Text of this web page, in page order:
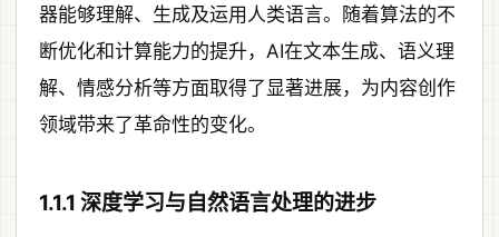
器能够理解、生成及运用人类语言。随着算法的不
断优化和计算能力的提升，AI在文本生成、语义理
解、情感分析等方面取得了显著进展，为内容创作
领域带来了革命性的变化。
1.1.1 深度学习与自然语言处理的进步